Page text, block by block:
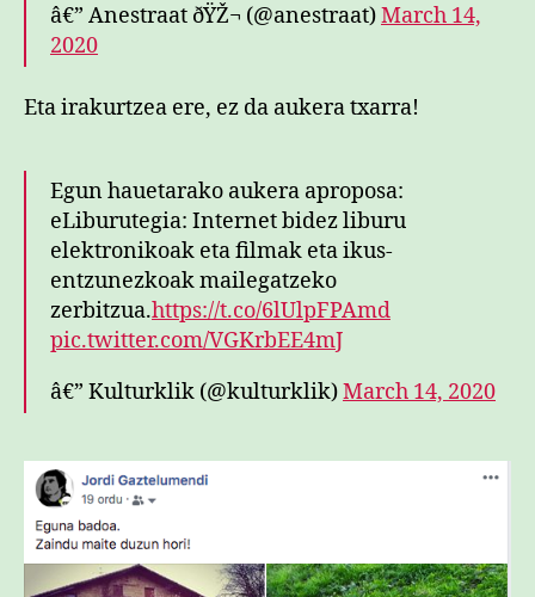
â€” Anestraat ðŸŽ¬ (@anestraat)March 14,
2020
Eta irakurtzea ere, ez da aukera txarra!
Egun hauetarako aukera aproposa:
eLiburutegia: Internet bidez liburu
elektronikoak eta filmak eta ikus-
entzunezkoak mailegatzeko
zerbitzua.https://t.co/6lUlpFPAmd
pic.twitter.com/VGKrbEE4mJ
â€” Kulturklik (@kulturklik)March 14, 2020